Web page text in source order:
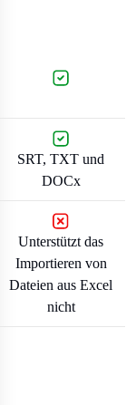
SRT, TXT und
DOCx
Unterstützt das
Importieren von
Dateien aus Excel
nicht